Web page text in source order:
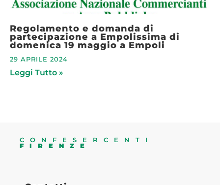
Regolamento e domanda di
partecipazione a Empolissima di
domenica 19 maggio a Empoli
29 APRILE 2024
Leggi Tutto »
CONFESERCENTI
FIRENZE